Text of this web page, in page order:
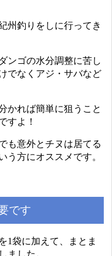
州釣りをしに行ってき
ンゴの水分調整に苦し
でなくアジ・サバなど
かれば簡単に狙うこと
すよ！
も意外とチヌは居てる
う方にオススメです。
です
1袋に加えて、まとま